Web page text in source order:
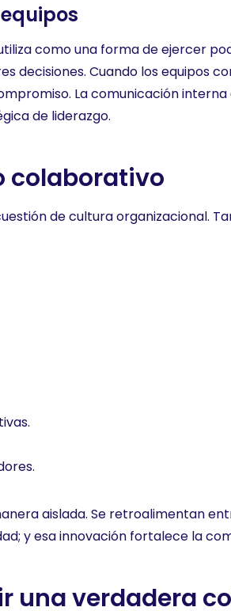
como una forma de ejercer
Cuando los equipos
La comunicación
de liderazgo.
colaborativo
de cultura organizacional.
aislada. Se retroalimentan
y esa innovación fortalece la
una verdadera